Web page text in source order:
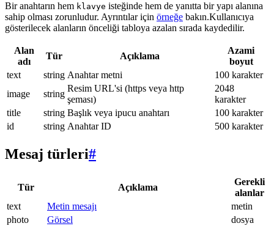
Bir anahtarın hem klavye isteğinde hem de yanıtta bir yapı alanına
sahip olması zorunludur. Ayrıntılar için örneğe bakın.Kullanıcıya
gösterilecek alanların önceliği tabloya azalan sırada kaydedilir.
Alan
adı
Tür Açıklama
Azami
boyut
text
string Anahtar metni
100 karakter
image
string
Resim URL'si (https veya http
şeması)
2048
karakter
title
string Başlık veya ipucu anahtarı
100 karakter
id
string Anahtar ID 500 karakter
Mesaj türleri#
Tür Açıklama
Gerekli
alanlar
text
Metin mesajı
metin
photo
Görsel
dosya